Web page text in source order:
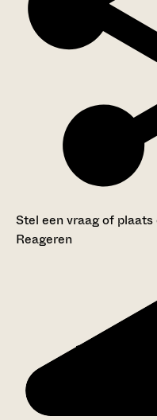
Stel een vraag of
Reageren